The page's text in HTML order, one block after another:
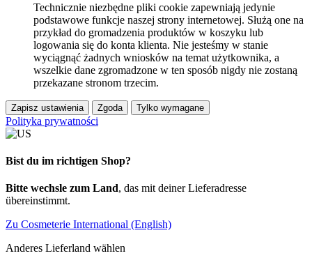
Technicznie niezbędne pliki cookie zapewniają jedynie
podstawowe funkcje naszej strony internetowej. Służą one na
przykład do gromadzenia produktów w koszyku lub
logowania się do konta klienta. Nie jesteśmy w stanie
wyciągnąć żadnych wniosków na temat użytkownika, a
wszelkie dane zgromadzone w ten sposób nigdy nie zostaną
przekazane stronom trzecim.
Zapisz ustawienia Zgoda Tylko wymagane
Polityka prywatności
Bist du im richtigen Shop?
Bitte wechsle zum Land, das mit deiner Lieferadresse
übereinstimmt.
Zu Cosmeterie International (English)
Anderes Lieferland wählen